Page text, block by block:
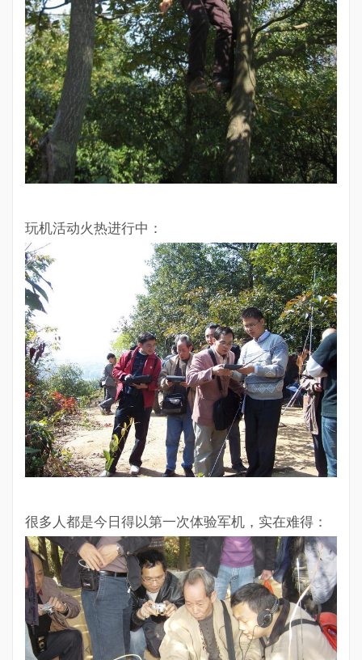
玩机活动火热进行中：
很多人都是今日得以第一次体验军机，实在难得：